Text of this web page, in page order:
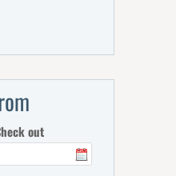
out